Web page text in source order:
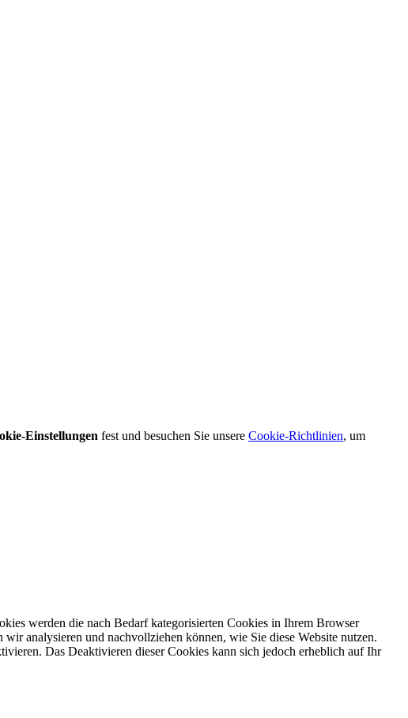
Einstellungen fest und besuchen Sie unsere Cookie-Richtlinien, um
werden die nach Bedarf kategorisierten Cookies in Ihrem Browser
analysieren und nachvollziehen können, wie Sie diese Website nutzen.
Das Deaktivieren dieser Cookies kann sich jedoch erheblich auf Ihr